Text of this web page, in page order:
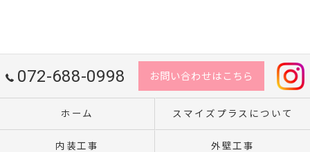
072-688-0998 お問い合わせはこちら
ホーム スマイズプラスについて
内装工事 外壁工事